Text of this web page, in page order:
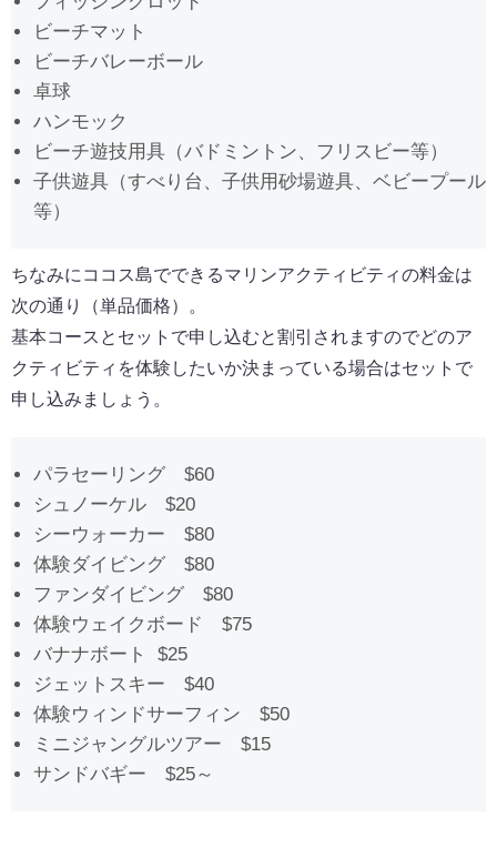
ビーチマット
ビーチバレーボール
卓球
ハンモック
ビーチ遊技用具（バドミントン、フリスビー等）
子供遊具（すべり台、子供用砂場遊具、ベビープール
等）
ちなみにココス島でできるマリンアクティビティの料金は
次の通り（単品価格）。
基本コースとセットで申し込むと割引されますのでどのア
クティビティを体験したいか決まっている場合はセットで
申し込みましょう。
パラセーリング $60
シュノーケル $20
シーウォーカー $80
体験ダイビング $80
ファンダイビング $80
体験ウェイクボード $75
バナナボート $25
ジェットスキー $40
体験ウィンドサーフィン $50
ミニジャングルツアー $15
サンドバギー $25～